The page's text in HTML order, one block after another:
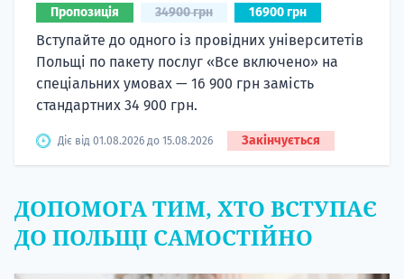
Пропозиція 34900 грн 16900 грн
Вступайте до одного із провідних університетів
Польщі по пакету послуг «Все включено» на
спеціальних умовах — 16 900 грн замість
стандартних 34 900 грн.
Діє від 01.08.2026 до 15.08.2026 Закінчується
ДОПОМОГА ТИМ, ХТО ВСТУПАЄ
ДО ПОЛЬЩІ САМОСТІЙНО